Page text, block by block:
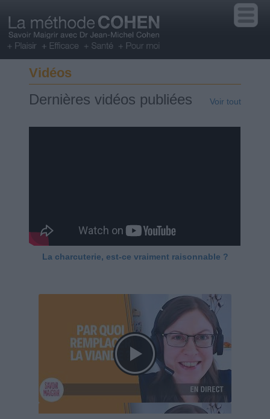
Vidéos
Dernières vidéos publiées Voir tout
La charcuterie, est-ce vraiment raisonnable ?